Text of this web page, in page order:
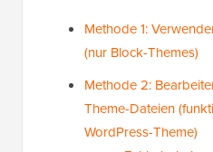
Methode 1:
(nur Block-Themes)
Methode 2:
Theme-Dateien
WordPress-Theme)